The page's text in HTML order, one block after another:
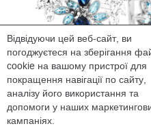
Відвідуючи цей веб-сайт, ви
погоджуєтеся на зберігання
cookie на вашому пристрої для
покращення навігації по сайту,
аналізу його використання та
допомоги у наших
кампаніях.